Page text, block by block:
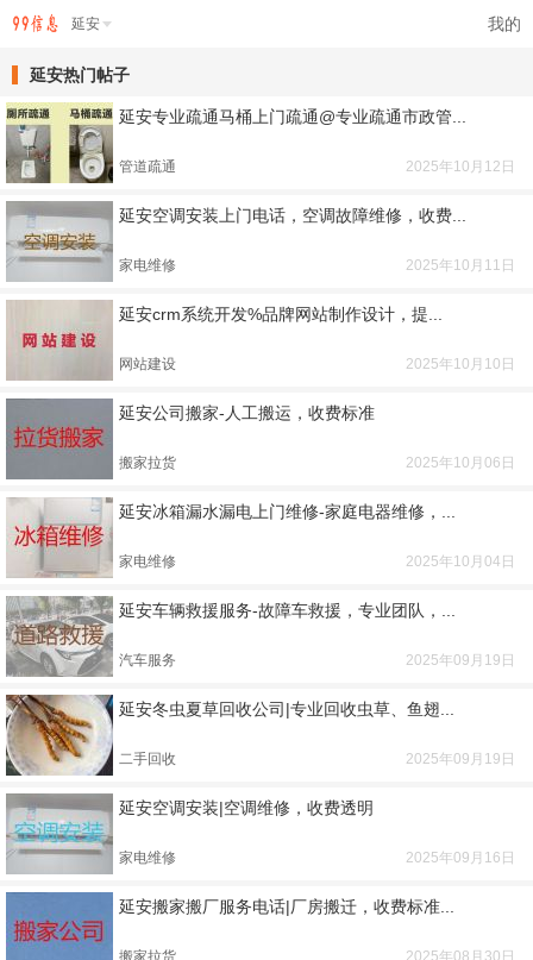
我的
延安
延安热门帖子
延安专业疏通马桶上门疏通@专业疏通市政管...
管道疏通 2025年10月12日
延安空调安装上门电话，空调故障维修，收费...
家电维修 2025年10月11日
延安crm系统开发%品牌网站制作设计，提...
网站建设 2025年10月10日
延安公司搬家-人工搬运，收费标准
搬家拉货 2025年10月06日
延安冰箱漏水漏电上门维修-家庭电器维修，...
家电维修 2025年10月04日
延安车辆救援服务-故障车救援，专业团队，...
汽车服务 2025年09月19日
延安冬虫夏草回收公司|专业回收虫草、鱼翅...
二手回收 2025年09月19日
延安空调安装|空调维修，收费透明
家电维修 2025年09月16日
延安搬家搬厂服务电话|厂房搬迁，收费标准...
搬家拉货 2025年08月30日